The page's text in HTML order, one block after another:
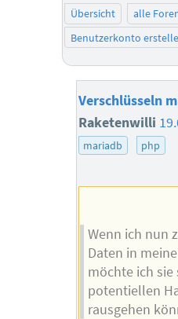
Übersicht alle
Benutzerkonto
Verschlüsseln
Raketenwilli
mariadb
php
Wenn ich nun
Daten in
möchte ich
potentiellen
rausgehen